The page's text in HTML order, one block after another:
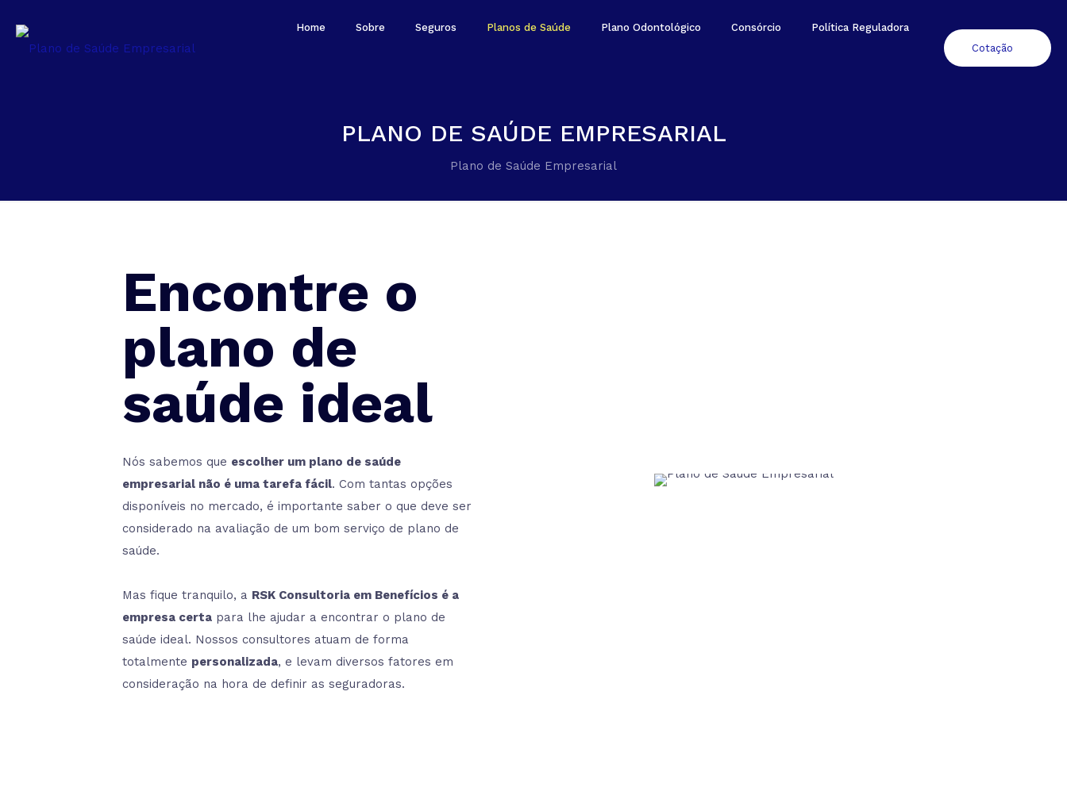
Home Sobre Seguros Planos de Saúde Plano Odontológico Consórcio
Política Reguladora
Cotação
PLANO DE SAÚDE EMPRESARIAL
Plano de Saúde Empresarial
Encontre o
plano de
saúde ideal
Nós sabemos que escolher um plano de saúde
empresarial não é uma tarefa fácil. Com tantas opções
disponíveis no mercado, é importante saber o que deve ser
considerado na avaliação de um bom serviço de plano de
saúde.
Mas fique tranquilo, a RSK Consultoria em Benefícios é a
empresa certa para lhe ajudar a encontrar o plano de
saúde ideal. Nossos consultores atuam de forma
totalmente personalizada, e levam diversos fatores em
consideração na hora de definir as seguradoras.